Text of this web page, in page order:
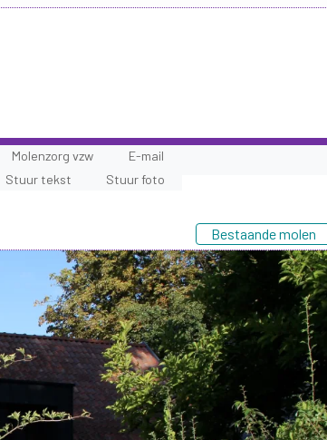
Stuur tekst Stuur foto
Molenzorg vzw E-mail
Bestaande molen